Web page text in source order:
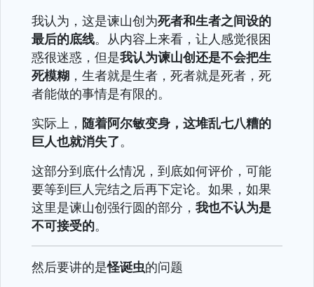
我认为，这是谏山创为死者和生者之间设的
最后的底线。从内容上来看，让人感觉很困
惑很迷惑，但是我认为谏山创还是不会把生
死模糊 ，生者就是生者，死者就是死者，死
者能做的事情是有限的。
实际上， 随着阿尔敏变身，这堆乱七八糟的
巨人也就消失了。
这部分到底什么情况，到底如何评价，可能
要等到巨人完结之后再下定论。如果，如果
这里是谏山创强行圆的部分， 我也不认为是
不可接受的。
然后要讲的是怪诞虫的问题